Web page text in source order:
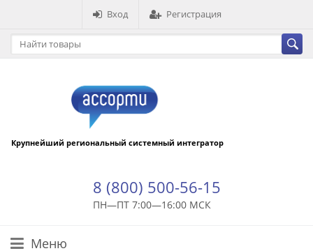
Вход Регистрация
Крупнейший региональный системный интегратор
8 (800) 500-56-15
ПН—ПТ 7:00—16:00 МСК
Меню